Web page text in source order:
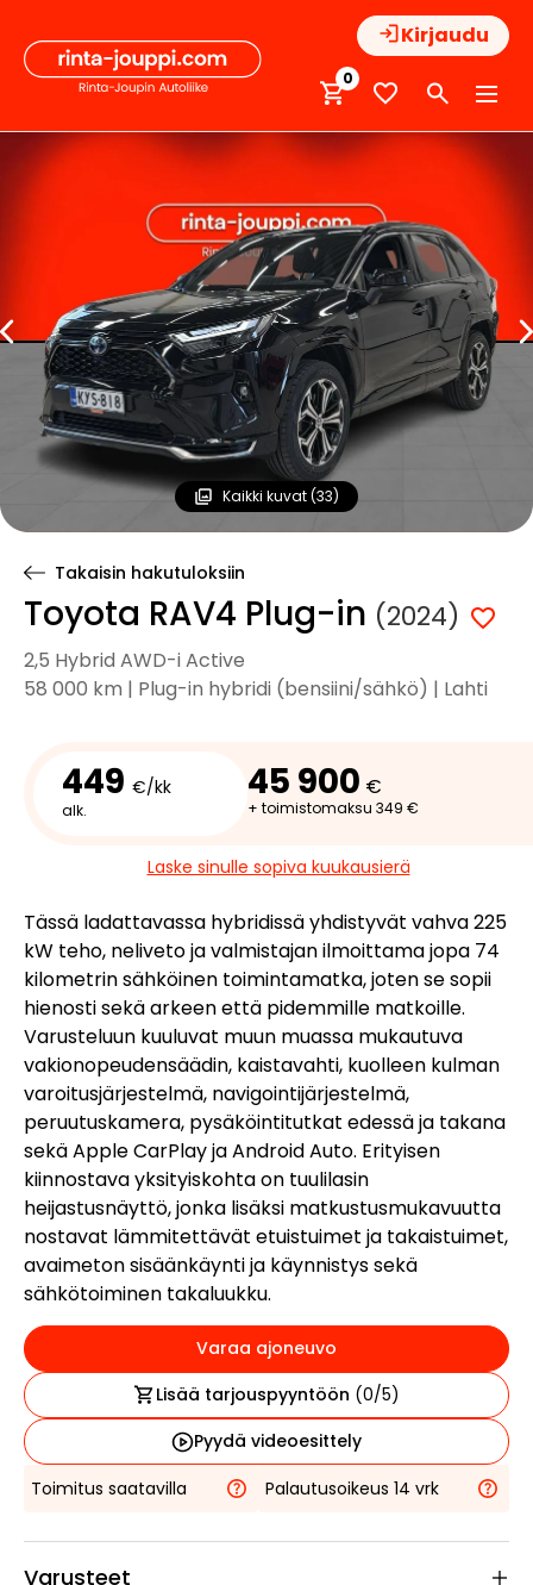
sisältöön
Kirjaudu
0
Kaikki kuvat (33)
Takaisin hakutuloksiin
Toyota RAV4 Plug-in (2024)
2,5 Hybrid AWD-i Active
58 000 km | Plug-in hybridi (bensiini/sähkö) | Lahti
449 €/kk
alk.
45 900 €
+ toimistomaksu 349 €
Laske sinulle sopiva kuukausierä
Tässä ladattavassa hybridissä yhdistyvät vahva 225
kW teho, neliveto ja valmistajan ilmoittama jopa 74
kilometrin sähköinen toimintamatka, joten se sopii
hienosti sekä arkeen että pidemmille matkoille.
Varusteluun kuuluvat muun muassa mukautuva
vakionopeudensäädin, kaistavahti, kuolleen kulman
varoitusjärjestelmä, navigointijärjestelmä,
peruutuskamera, pysäköintitutkat edessä ja takana
sekä Apple CarPlay ja Android Auto. Erityisen
kiinnostava yksityiskohta on tuulilasin
heijastusnäyttö, jonka lisäksi matkustusmukavuutta
nostavat lämmitettävät etuistuimet ja takaistuimet,
avaimeton sisäänkäynti ja käynnistys sekä
sähkötoiminen takaluukku.
Varaa ajoneuvo
Lisää tarjouspyyntöön (0/5)
Pyydä videoesittely
Toimitus saatavilla
Palautusoikeus 14 vrk
Varusteet